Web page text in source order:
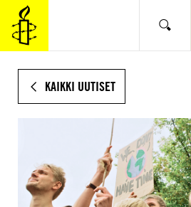
SIIRRY
VARSINAISEEN
SISÄLTÖÖN
Hae
KAIKKI UUTISET